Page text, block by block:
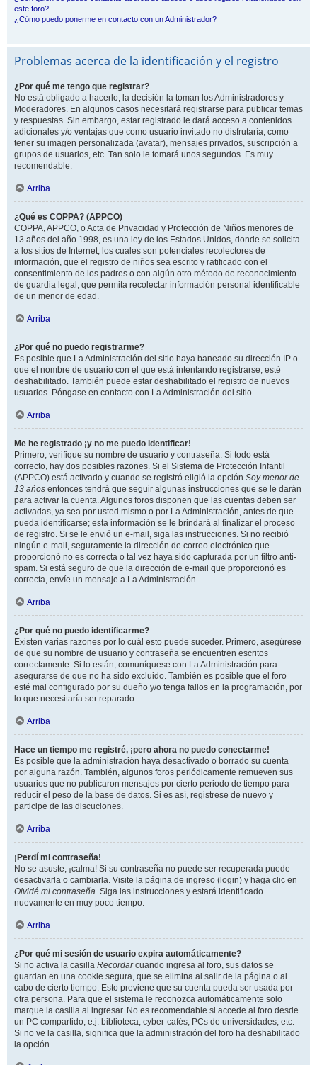
este foro?
¿Cómo puedo ponerme en contacto con un Administrador?
Problemas acerca de la identificación y el registro
¿Por qué me tengo que registrar?
No está obligado a hacerlo, la decisión la toman los Administradores y
Moderadores. En algunos casos necesitará registrarse para publicar temas
y respuestas. Sin embargo, estar registrado le dará acceso a contenidos
adicionales y/o ventajas que como usuario invitado no disfrutaría, como
tener su imagen personalizada (avatar), mensajes privados, suscripción a
grupos de usuarios, etc. Tan solo le tomará unos segundos. Es muy
recomendable.
Arriba
¿Qué es COPPA? (APPCO)
COPPA, APPCO, o Acta de Privacidad y Protección de Niños menores de
13 años del año 1998, es una ley de los Estados Unidos, donde se solicita
a los sitios de Internet, los cuales son potenciales recolectores de
información, que el registro de niños sea escrito y ratificado con el
consentimiento de los padres o con algún otro método de reconocimiento
de guardia legal, que permita recolectar información personal identificable
de un menor de edad.
Arriba
¿Por qué no puedo registrarme?
Es posible que La Administración del sitio haya baneado su dirección IP o
que el nombre de usuario con el que está intentando registrarse, esté
deshabilitado. También puede estar deshabilitado el registro de nuevos
usuarios. Póngase en contacto con La Administración del sitio.
Arriba
Me he registrado ¡y no me puedo identificar!
Primero, verifique su nombre de usuario y contraseña. Si todo está
correcto, hay dos posibles razones. Si el Sistema de Protección Infantil
(APPCO) está activado y cuando se registró eligió la opción Soy menor de
13 años entonces tendrá que seguir algunas instrucciones que se le darán
para activar la cuenta. Algunos foros disponen que las cuentas deben ser
activadas, ya sea por usted mismo o por La Administración, antes de que
pueda identificarse; esta información se le brindará al finalizar el proceso
de registro. Si se le envió un e-mail, siga las instrucciones. Si no recibió
ningún e-mail, seguramente la dirección de correo electrónico que
proporcionó no es correcta o tal vez haya sido capturada por un filtro anti-
spam. Si está seguro de que la dirección de e-mail que proporcionó es
correcta, envíe un mensaje a La Administración.
Arriba
¿Por qué no puedo identificarme?
Existen varias razones por lo cuál esto puede suceder. Primero, asegúrese
de que su nombre de usuario y contraseña se encuentren escritos
correctamente. Si lo están, comuníquese con La Administración para
asegurarse de que no ha sido excluido. También es posible que el foro
esté mal configurado por su dueño y/o tenga fallos en la programación, por
lo que necesitaría ser reparado.
Arriba
Hace un tiempo me registré, ¡pero ahora no puedo conectarme!
Es posible que la administración haya desactivado o borrado su cuenta
por alguna razón. También, algunos foros periódicamente remueven sus
usuarios que no publicaron mensajes por cierto periodo de tiempo para
reducir el peso de la base de datos. Si es así, registrese de nuevo y
participe de las discuciones.
Arriba
¡Perdí mi contraseña!
No se asuste, ¡calma! Si su contraseña no puede ser recuperada puede
desactivarla o cambiarla. Visite la página de ingreso (login) y haga clic en
Olvidé mi contraseña. Siga las instrucciones y estará identificado
nuevamente en muy poco tiempo.
Arriba
¿Por qué mi sesión de usuario expira automáticamente?
Si no activa la casilla Recordarcuando ingresa al foro, sus datos se
guardan en una cookie segura, que se elimina al salir de la página o al
cabo de cierto tiempo. Esto previene que su cuenta pueda ser usada por
otra persona. Para que el sistema le reconozca automáticamente solo
marque la casilla al ingresar. No es recomendable si accede al foro desde
un PC compartido, e.j. biblioteca, cyber-cafés, PCs de universidades, etc.
Si no ve la casilla, significa que la administración del foro ha deshabilitado
la opción.